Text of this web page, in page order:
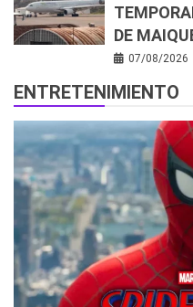
DE
07/08/2026
ENTRETENIMIENTO